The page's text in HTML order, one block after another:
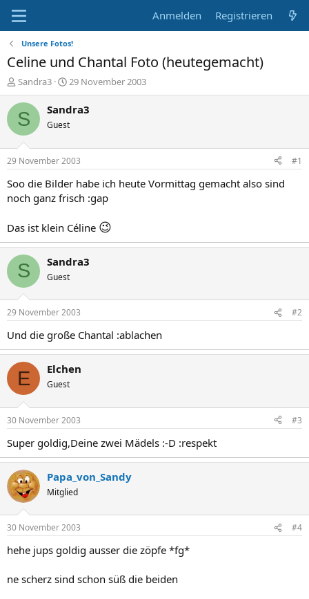
Anmelden Registrieren
Unsere Fotos!
Celine und Chantal Foto (heutegemacht)
E
r
s
t
e
r
Sandra3
E
r
s
e
l
t
a
29 November 2003
S Sandra3
Guest
29 November 2003 #1
Soo die Bilder habe ich heute Vormittag gemacht also sind
noch ganz frisch :gap
Das ist klein Céline 😉
S Sandra3
Guest
29 November 2003 #2
Und die große Chantal :ablachen
E Elchen
Guest
30 November 2003 #3
Super goldig,Deine zwei Mädels :-D :respekt
Papa_von_Sandy
Mitglied
30 November 2003 #4
hehe jups goldig ausser die zöpfe *fg*
ne scherz sind schon süß die beiden